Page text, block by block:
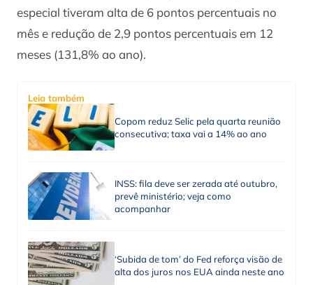
especial tiveram alta de 6 pontos percentuais no
mês e redução de 2,9 pontos percentuais em 12
meses (131,8% ao ano).
Leia também
Copom reduz Selic pela quarta reunião
consecutiva; taxa vai a 14% ao ano
INSS: fila deve ser zerada até outubro,
prevê ministério; veja como
acompanhar
‘Subida de tom’ do Fed reforça visão de
alta dos juros nos EUA ainda neste ano